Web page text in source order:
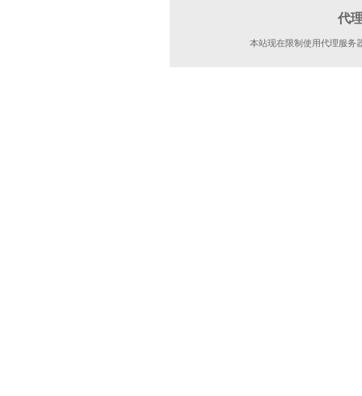
代
本站现在限制使用代理服务